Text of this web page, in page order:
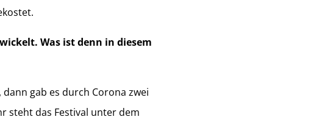
Was ist denn in diesem
dann gab es durch Corona zwei
steht das Festival unter dem